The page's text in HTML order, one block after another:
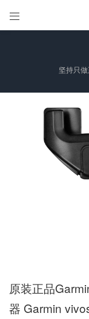

坚持只
原装正品
器 Garmin